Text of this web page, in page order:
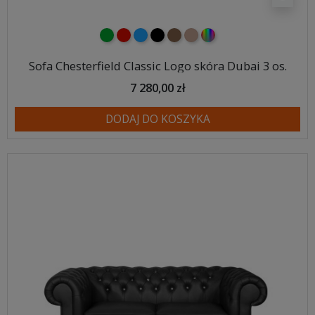
zielonyczerwony
niebieski
czarnybrązowy
jasnobrązowy
wybór koloru
Sofa Chesterfield Classic Logo skóra Dubai 3 os.
7 280,00 zł
DODAJ DO KOSZYKA